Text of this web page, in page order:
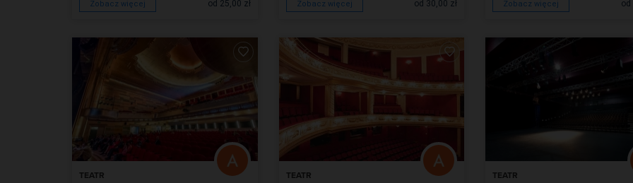
Zobacz więcej od 25,00 zł Zobacz więcej od 30,00 zł Zobacz więcej od
TEATR TEATR TEATR